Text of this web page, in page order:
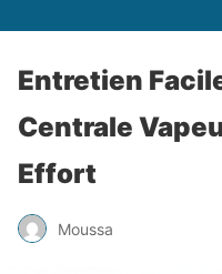
Entretien
Centrale
Effort
Moussa